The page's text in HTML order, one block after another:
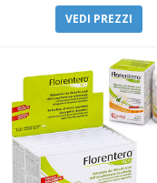
VEDI PREZZI